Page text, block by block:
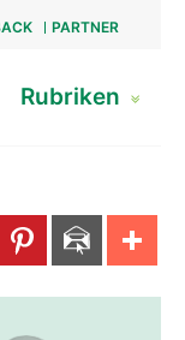
PARTNER
Rubriken